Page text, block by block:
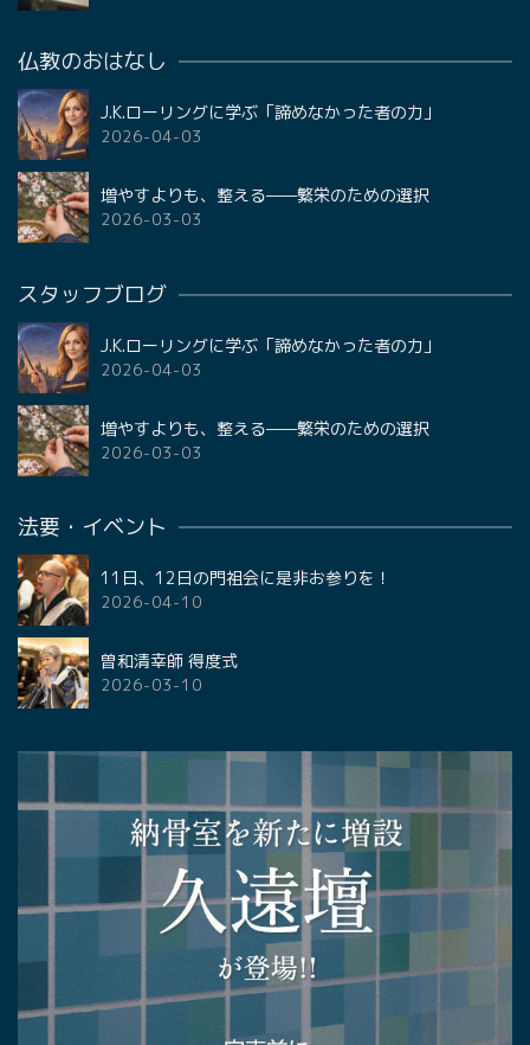
仏教のおはなし
J.K.ローリングに学ぶ「諦めなかった者の力」
2026-04-03
増やすよりも、整える——繁栄のための選択
2026-03-03
スタッフブログ
J.K.ローリングに学ぶ「諦めなかった者の力」
2026-04-03
増やすよりも、整える——繁栄のための選択
2026-03-03
法要・イベント
11日、12日の門祖会に是非お参りを！
2026-04-10
曽和清幸師 得度式
2026-03-10